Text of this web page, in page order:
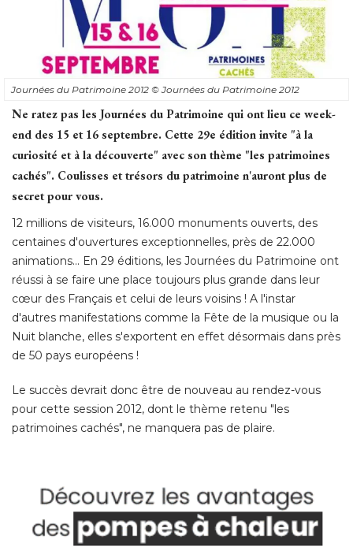
Journées du Patrimoine 2012 © Journées du Patrimoine 2012
Ne ratez pas les Journées du Patrimoine qui ont lieu ce week-
end des 15 et 16 septembre. Cette 29e édition invite "à la
curiosité et à la découverte" avec son thème "les patrimoines
cachés". Coulisses et trésors du patrimoine n'auront plus de
secret pour vous.
12 millions de visiteurs, 16.000 monuments ouverts, des
centaines d'ouvertures exceptionnelles, près de 22.000
animations... En 29 éditions, les Journées du Patrimoine ont
réussi à se faire une place toujours plus grande dans leur
cœur des Français et celui de leurs voisins ! A l'instar
d'autres manifestations comme la Fête de la musique ou la
Nuit blanche, elles s'exportent en effet désormais dans près
de 50 pays européens !
Le succès devrait donc être de nouveau au rendez-vous
pour cette session 2012, dont le thème retenu "les
patrimoines cachés", ne manquera pas de plaire.